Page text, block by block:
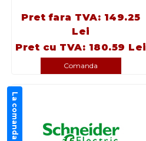
Pret fara TVA: 149.25
Lei
Pret cu TVA: 180.59 Lei
Comanda
La comanda